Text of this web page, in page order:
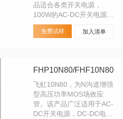
品适合各类开关电源，
100W的AC-DC开关电源，
DC-DC电源转换器，高压H
桥PMW马达驱动。
免费试样 加入清单
FHP10N80/FHF10N80
飞虹10N80，为N沟道增强
型高压功率MOS场效应
管。该产品广泛适用于AC-
DC开关电源，DC-DC电源